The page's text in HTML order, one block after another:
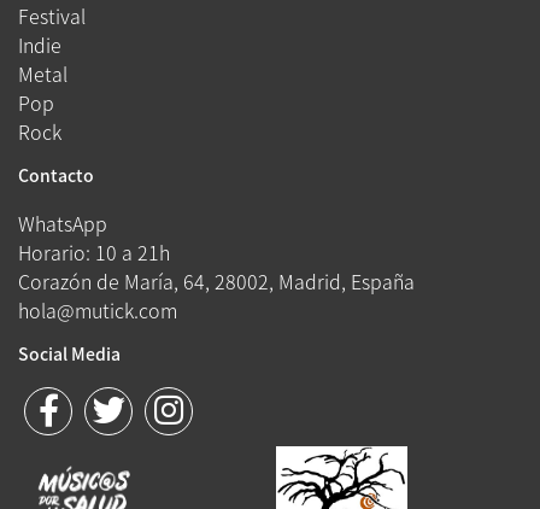
Festival
Indie
Metal
Pop
Rock
Contacto
WhatsApp
Horario: 10 a 21h
Corazón de María, 64, 28002, Madrid, España
hola@mutick.com
Social Media